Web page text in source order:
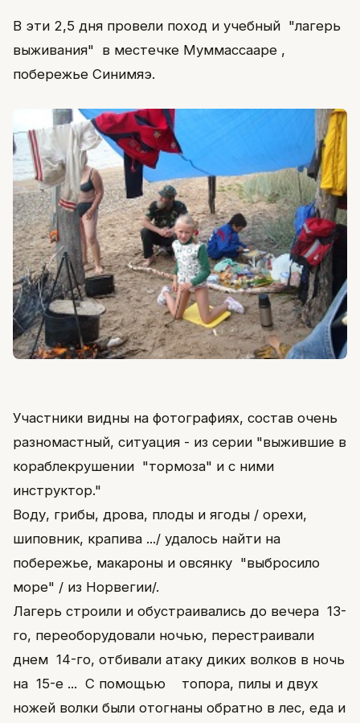
В эти 2,5 дня провели поход и учебный "лагерь
выживания" в местечке Муммассааре ,
побережье Синимяэ.
Участники видны на фотографиях, состав очень
разномастный, ситуация - из серии "выжившие в
кораблекрушении "тормоза" и с ними
инструктор."
Воду, грибы, дрова, плоды и ягоды / орехи,
шиповник, крапива .../ удалось найти на
побережье, макароны и овсянку "выбросило
море" / из Норвегии/.
Лагерь строили и обустраивались до вечера 13-
го, переоборудовали ночью, перестраивали
днем 14-го, отбивали атаку диких волков в ночь
на 15-е ... С помощью топора, пилы и двух
ножей волки были отогнаны обратно в лес, еда и